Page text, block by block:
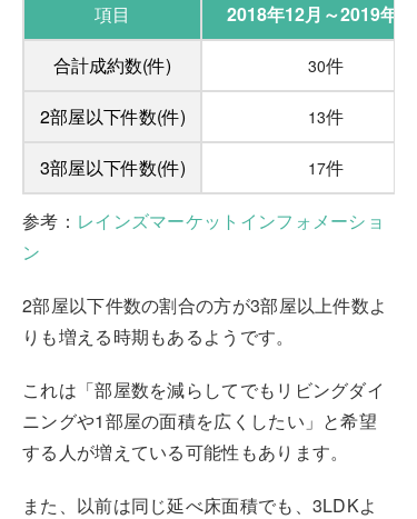
項目
2018年12月～2019年2月
合計成約数(件)
30件
2部屋以下件数(件)
13件
3部屋以下件数(件)
17件
参考： レインズマーケットインフォメーショ
ン
2部屋以下件数の割合の方が3部屋以上件数よ
りも増える時期もあるようです。
これは「部屋数を減らしてでもリビングダイ
ニングや1部屋の面積を広くしたい」と希望
する人が増えている可能性もあります。
また、以前は同じ延べ床面積でも、3LDKよ